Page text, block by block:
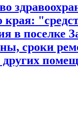
края:
в поселке
сроки